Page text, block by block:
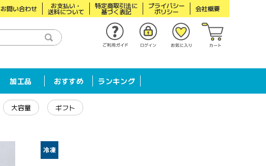
お問い合わせ お支払い・
送料について
特定商取引法に
基づく表記
プライバシー
ポリシー 会社概要
加工品 おすすめ ランキング
大容量 ギフト